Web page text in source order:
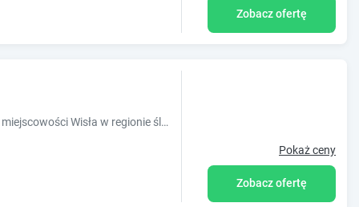
Zobacz ofertę
Obiekt Willa Pod Bukami położony jest w miejscowości Wisła w regionie śląskie i oferuje bezpłatne Wi-Fi, sprzęt do grillowania, ogród oraz be
Pokaż ceny
Zobacz ofertę